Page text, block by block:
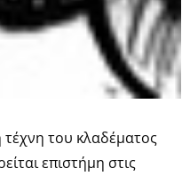
του κλαδέματος
επιστήμη στις